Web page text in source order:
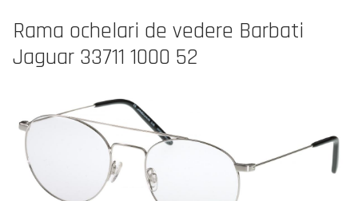
Rama ochelari de vedere Barbati
Jaguar 33711 1000 52